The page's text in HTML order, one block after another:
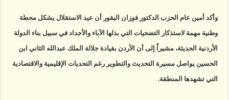
وأكد أمين عام الحزب الدكتور فوزان البقور أن عيد الاستقلال يشكل محطة
وطنية مهمة لاستذكار التضحيات التي بذلها الآباء والأجداد في سبيل بناء الدولة
الأردنية الحديثة، مشيراً إلى أن الأردن بقيادة جلالة الملك عبدالله الثاني ابن
الحسين يواصل مسيرة التحديث والتطوير رغم التحديات الإقليمية والاقتصادية
التي تشهدها المنطقة.